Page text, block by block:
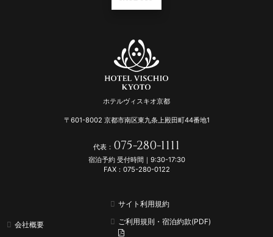
ホテルヴィスキオ京都
〒601-8002 京都市南区東九条上殿田町44番地1
代表： 075-280-1111
宿泊予約 受付時間｜9:30-17:30
FAX：075-280-0122
会社概要
サイト利用規約
ご利用規則・宿泊約款(PDF)